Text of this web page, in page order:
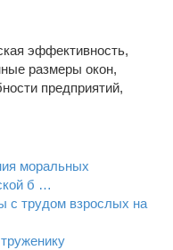
эффективность,
размеры окон,
предприятий,
моральных
б …
с трудом взрослых на